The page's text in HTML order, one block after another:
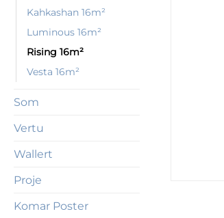
Kahkashan 16m²
Luminous 16m²
Rising 16m²
Vesta 16m²
Som
Vertu
Wallert
Proje
Komar Poster